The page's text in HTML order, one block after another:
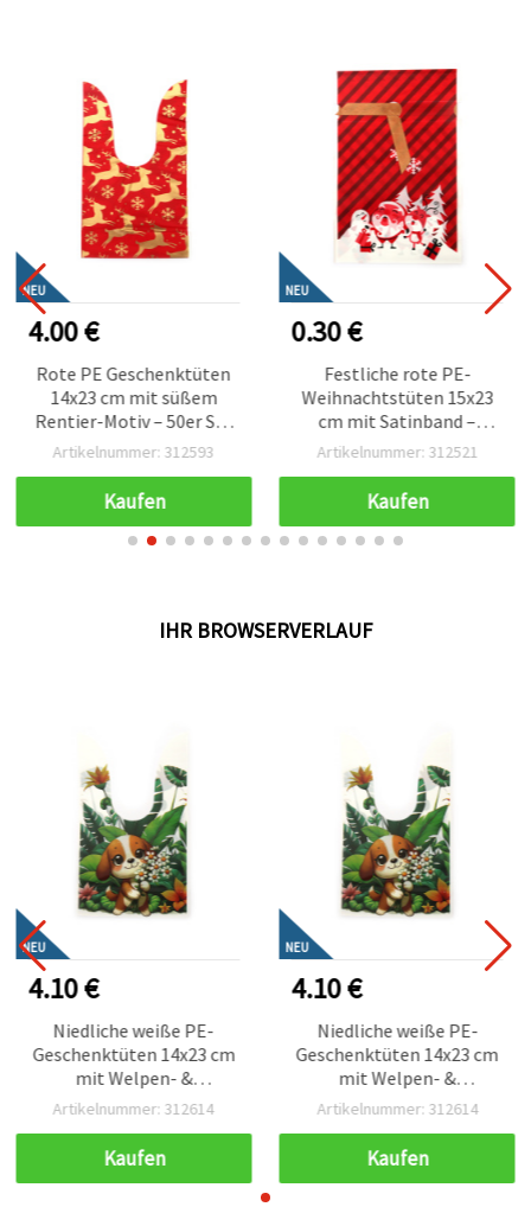
NEU
4.00 €
Rote PE Geschenktüten
14x23 cm mit süßem
Rentier-Motiv – 50er Set
Bastelbedarf Verpackung
Artikelnummer: 312593
Kaufen
NEU
0.30 €
Festliche rote PE-
Weihnachtstüten 15x23
cm mit Satinband –
Santa-, Rentier- &
sortiert
Artikelnummer: 312521
Kaufen
IHR BROWSERVERLAUF
NEU
4.10 €
Niedliche weiße PE-
Geschenktüten 14x23 cm
mit Welpen- &
Blumenstrauß-Motiv –
Verpackung
Artikelnummer: 312614
Kaufen
NEU
4.10 €
Niedliche weiße PE-
Geschenktüten 14x23 cm
mit Welpen- &
Blumenstrauß-Motiv –
Verpackung
Artikelnummer: 312614
Kaufen